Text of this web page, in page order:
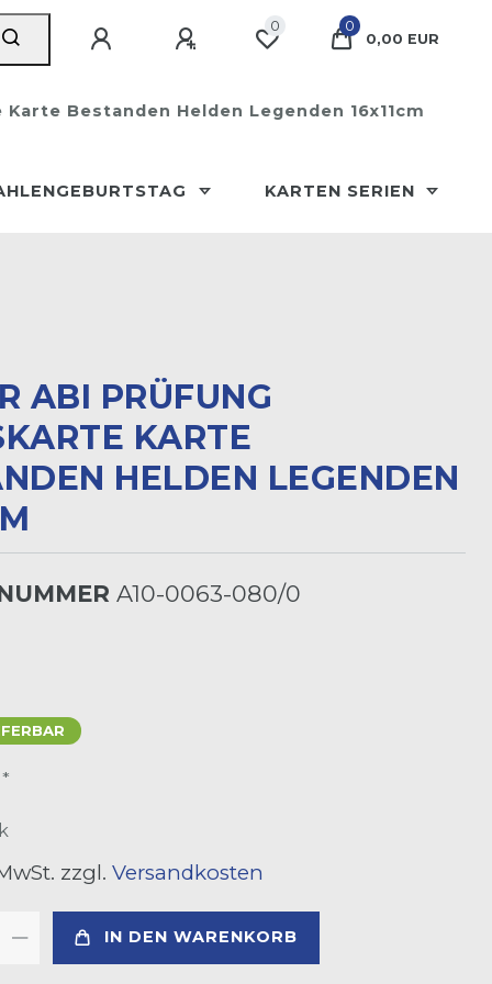
0
0
0,00 EUR
Bestanden Helden Legenden 16x11cm
KARTEN SERIEN
ABI PRÜFUNG
KARTE B
HELDEN LEGENDEN 1
A10-0063-080/0
*
zzgl. Versandkosten
IN DEN WARENKORB